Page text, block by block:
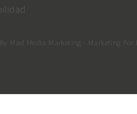
By Mad Media Marketing - Marketing For